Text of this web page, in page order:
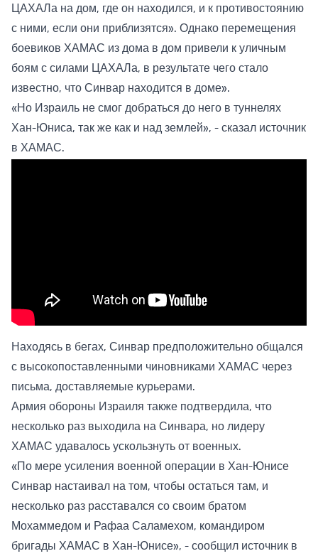
ЦАХАЛа на дом, где он находился, и к противостоянию
с ними, если они приблизятся». Однако перемещения
боевиков ХАМАС из дома в дом привели к уличным
боям с силами ЦАХАЛа, в результате чего стало
известно, что Синвар находится в доме».
«Но Израиль не смог добраться до него в туннелях
Хан-Юниса, так же как и над землей», - сказал источник
в ХАМАС.
Находясь в бегах, Синвар предположительно общался
с высокопоставленными чиновниками ХАМАС через
письма, доставляемые курьерами.
Армия обороны Израиля также подтвердила, что
несколько раз выходила на Синвара, но лидеру
ХАМАС удавалось ускользнуть от военных.
«По мере усиления военной операции в Хан-Юнисе
Синвар настаивал на том, чтобы остаться там, и
несколько раз расставался со своим братом
Мохаммедом и Рафаа Саламехом, командиром
бригады ХАМАС в Хан-Юнисе», - сообщил источник в